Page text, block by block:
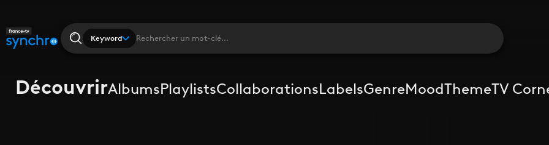
Keyword
DécouvrirAlbumsPlaylistsCollaborationsLabelsGenreMoodThemeTV